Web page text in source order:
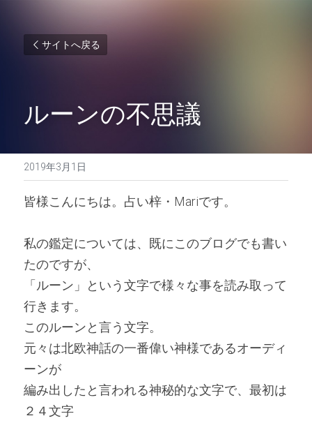
サイトへ戻る
ルーンの不思議
2019年3月1日
皆様こんにちは。占い梓・Mariです。
私の鑑定については、既にこのブログでも書い
たのですが、
「ルーン」という文字で様々な事を読み取って
行きます。
このルーンと言う文字。
元々は北欧神話の一番偉い神様であるオーディ
ーンが
編み出したと言われる神秘的な文字で、最初は
２４文字